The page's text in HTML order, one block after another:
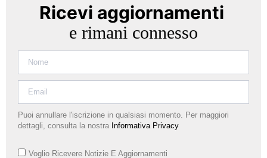
Ricevi aggiornamenti
e rimani connesso
Puoi annullare l'iscrizione in qualsiasi momento. Per maggiori
dettagli, consulta la nostra Informativa Privacy
Voglio Ricevere Notizie E Aggiornamenti